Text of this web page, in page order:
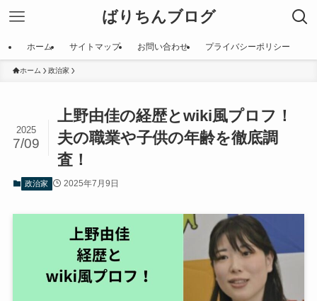
ばりちんブログ
ホーム サイトマップ お問い合わせ プライバシーポリシー
ホーム 政治家
上野由佳の経歴とwiki風プロフ！
夫の職業や子供の年齢を徹底調
査！
2025
7/09
政治家 2025年7月9日